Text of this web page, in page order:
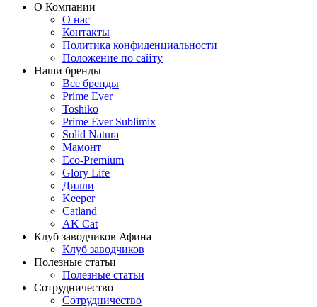
О Компании
О нас
Контакты
Политика конфиденциальности
Положение по сайту
Наши бренды
Все бренды
Prime Ever
Toshiko
Prime Ever Sublimix
Solid Natura
Мамонт
Eco-Premium
Glory Life
Дилли
Keeper
Catland
AK Cat
Клуб заводчиков Афина
Клуб заводчиков
Полезные статьи
Полезные статьи
Сотрудничество
Сотрудничество